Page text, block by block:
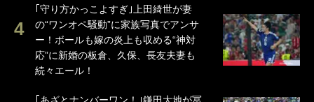
｢守り方かっこよすぎ｣上田綺世が妻
の“ワンオペ騒動”に家族写真でアンサ
ー！ボールも嫁の炎上も収める“神対
応”に新婚の板倉、久保、長友夫妻も
続々エール！